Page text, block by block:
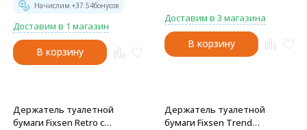
Начислим +37.54бонусов
Доставим в 1 магазин
В корзину
Доставим в 3 магазина
В корзину
Держатель туалетной
бумаги Fixsen Retro с
Держатель туалетной
бумаги Fixsen Trend